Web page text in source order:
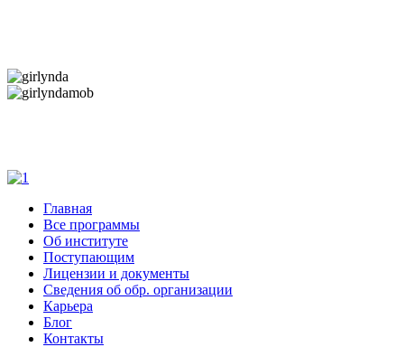
Главная
Все программы
Об институте
Поступающим
Лицензии и документы
Сведения об обр. организации
Карьера
Блог
Контакты